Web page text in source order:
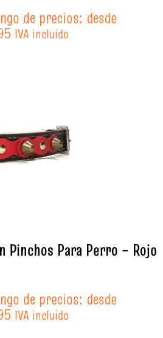
de precios: desde
IVA incluido
Pinchos Para Perro – Rojo
de precios: desde
IVA incluido